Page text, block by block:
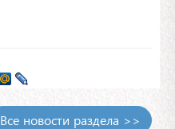
Все новости раздела >>